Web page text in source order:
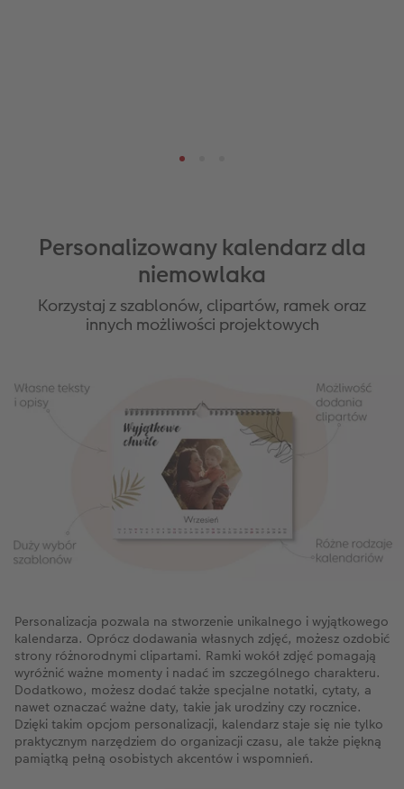
Personalizowany kalendarz dla
niemowlaka
Korzystaj z szablonów, clipartów, ramek oraz
innych możliwości projektowych
Personalizacja pozwala na stworzenie unikalnego i wyjątkowego
kalendarza. Oprócz dodawania własnych zdjęć, możesz ozdobić
strony różnorodnymi clipartami. Ramki wokół zdjęć pomagają
wyróżnić ważne momenty i nadać im szczególnego charakteru.
Dodatkowo, możesz dodać także specjalne notatki, cytaty, a
nawet oznaczać ważne daty, takie jak urodziny czy rocznice.
Dzięki takim opcjom personalizacji, kalendarz staje się nie tylko
praktycznym narzędziem do organizacji czasu, ale także piękną
pamiątką pełną osobistych akcentów i wspomnień.